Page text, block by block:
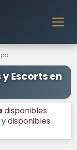
Escorts en
disponibles
disponibles